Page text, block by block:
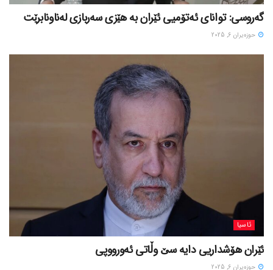
گەروسی: توانای ئەتۆمیی ئێران بە هێزی سەربازی لەناونابرێت
حوزه‌یران 6, 2025
ئاسیا
ئێران هۆشداریی دایە سێ وڵاتی ئەورووپی
حوزه‌یران 6, 2025